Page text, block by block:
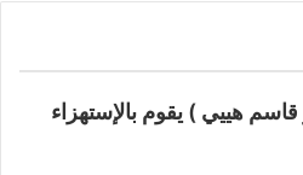
هييي ) يقوم بالإستهزاء